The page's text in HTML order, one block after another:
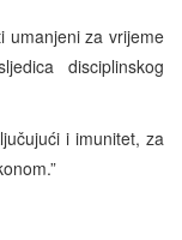
umanjeni za vrijeme
disciplinskog
i imunitet, za